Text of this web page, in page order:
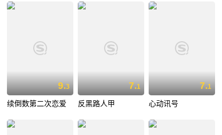
9.3
续倒数第二次恋爱
7.1
反黑路人甲
7.1
心动讯号